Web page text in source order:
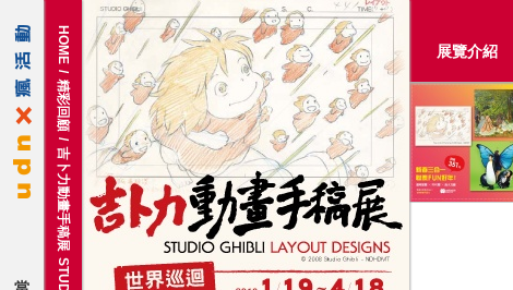
HOME
/
精彩回顧
/
展覽介紹